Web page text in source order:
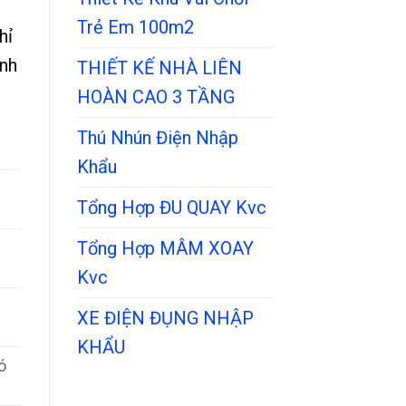
Trẻ Em 100m2
THIẾT KẾ NHÀ LIÊN
HOÀN CAO 3 TẦNG
Thú Nhún Điện Nhập
Khẩu
Tổng Hợp ĐU QUAY Kvc
Tổng Hợp MÂM XOAY
Kvc
XE ĐIỆN ĐỤNG NHẬP
KHẨU